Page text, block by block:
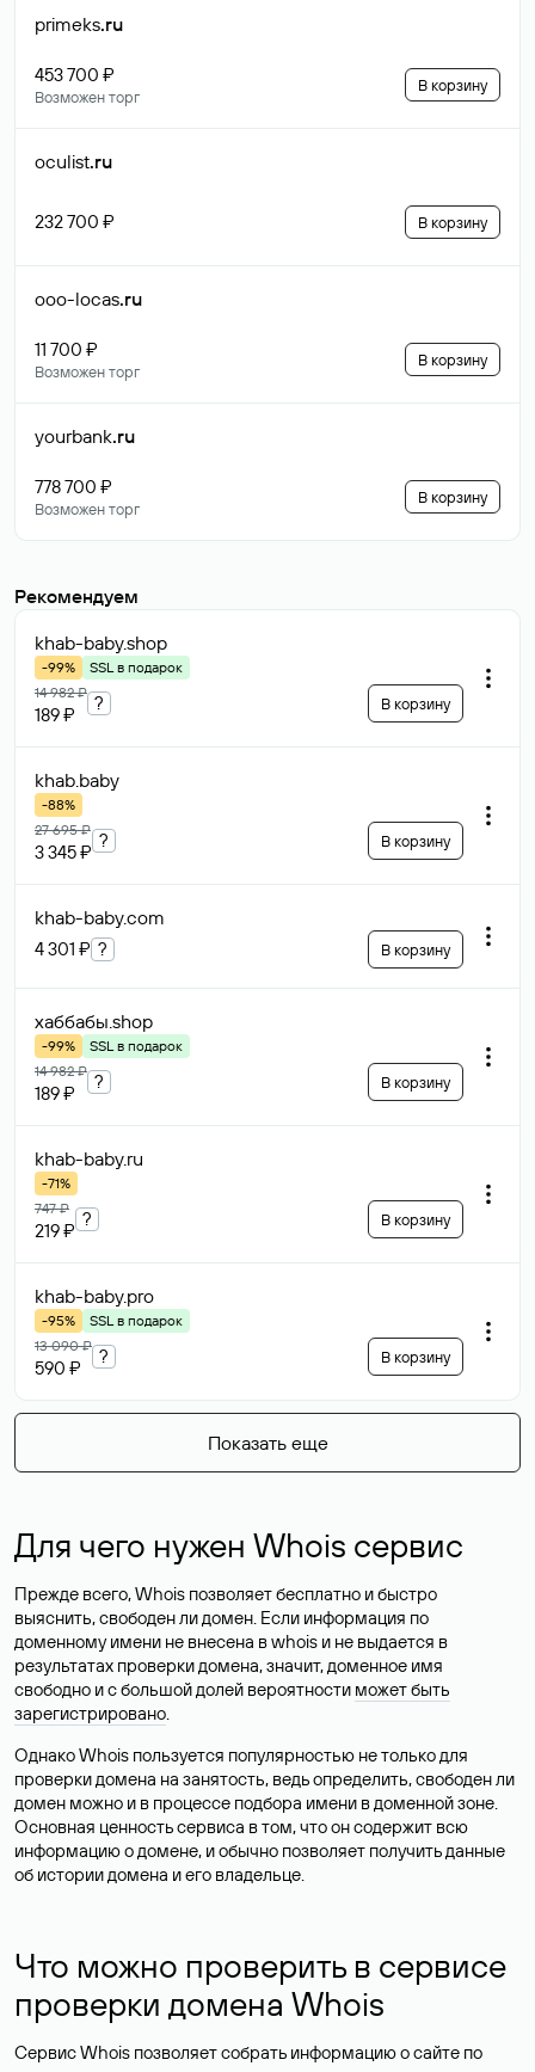
primeks.ru
453 700 ₽
Возможен торг
В корзину
oculist.ru
232 700 ₽ В корзину
ooo-locas.ru
11 700 ₽
Возможен торг
В корзину
yourbank.ru
778 700 ₽
Возможен торг
В корзину
Рекомендуем
khab-baby.shop
-99%
SSL в подарок
14 982 ₽
189 ₽
? В корзину
khab.baby
-88%
27 695 ₽
3 345 ₽
? В корзину
khab-baby.com
4 301 ₽ ? В корзину
хаббабы.shop
-99%
SSL в подарок
14 982 ₽
189 ₽
? В корзину
khab-baby.ru
-71%
747 ₽
219 ₽
? В корзину
khab-baby.pro
-95%
SSL в подарок
13 090 ₽
590 ₽
? В корзину
Показать еще
Для чего нужен Whois сервис
Прежде всего, Whois позволяет бесплатно и быстро
выяснить, свободен ли домен. Если информация по
доменному имени не внесена в whois и не выдается в
результатах проверки домена, значит, доменное имя
свободно и с большой долей вероятности может быть
зарегистрировано.
Однако Whois пользуется популярностью не только для
проверки домена на занятость, ведь определить, свободен ли
домен можно и в процессе подбора имени в доменной зоне.
Основная ценность сервиса в том, что он содержит всю
информацию о домене, и обычно позволяет получить данные
об истории домена и его владельце.
Что можно проверить в сервисе
проверки домена Whois
Сервис Whois позволяет собрать информацию о сайте по